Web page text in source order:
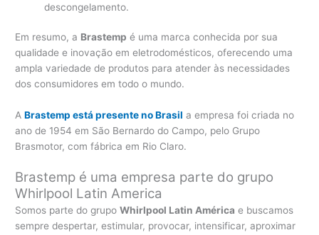
descongelamento.
Em resumo, a Brastemp é uma marca conhecida por sua
qualidade e inovação em eletrodomésticos, oferecendo uma
ampla variedade de produtos para atender às necessidades
dos consumidores em todo o mundo.
ABrastemp está presente no Brasil a empresa foi criada no
ano de 1954 em São Bernardo do Campo, pelo Grupo
Brasmotor, com fábrica em Rio Claro.
Brastemp é uma empresa parte do grupo
Whirlpool Latin America
Somos parte do grupoWhirlpool Latin América e buscamos
sempre despertar, estimular, provocar, intensificar, aproximar